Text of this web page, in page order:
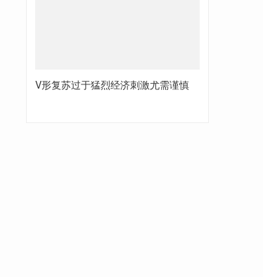
V形复苏过于猛烈经济刺激尤需谨慎